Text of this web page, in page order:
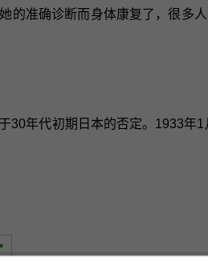
的准确诊断而身体康复了，很多
30年代初期日本的否定。1933年